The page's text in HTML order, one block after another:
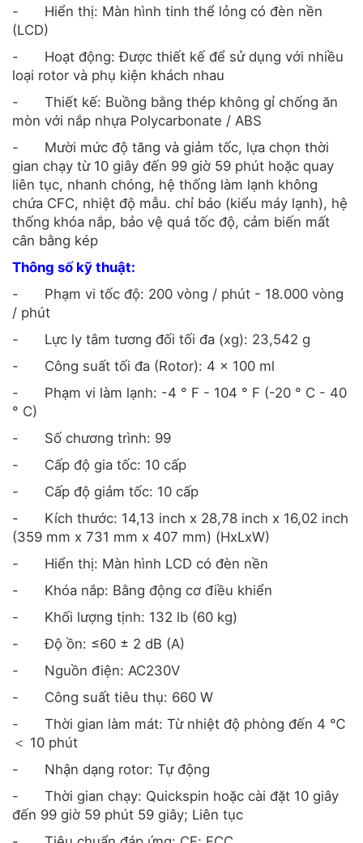
-
Hiển thị: Màn hình tinh thể lỏng có đèn nền
(LCD)
-
Hoạt động: Được thiết kế để sử dụng với nhiều
loại rotor và phụ kiện khách nhau
-
Thiết kế: Buồng bằng thép không gỉ chống ăn
mòn với nắp nhựa Polycarbonate / ABS
-
Mười mức độ tăng và giảm tốc, lựa chọn thời
gian chạy từ 10 giây đến 99 giờ 59 phút hoặc quay
liên tục, nhanh chóng, hệ thống làm lạnh không
chứa CFC, nhiệt độ mẫu. chỉ báo (kiểu máy lạnh), hệ
thống khóa nắp, bảo vệ quá tốc độ, cảm biến mất
cân bằng kép
Thông số kỹ thuật:
-
Phạm vi tốc độ: 200 vòng / phút - 18.000 vòng
/ phút
-
Lực ly tâm tương đối tối đa (xg): 23,542 g
-
Công suất tối đa (Rotor): 4 x 100 ml
-
Phạm vi làm lạnh: -4 ° F - 104 ° F (-20 ° C - 40
° C)
-
Số chương trình: 99
-
Cấp độ gia tốc: 10 cấp
-
Cấp độ giảm tốc: 10 cấp
-
Kích thước: 14,13 inch x 28,78 inch x 16,02 inch
(359 mm x 731 mm x 407 mm) (HxLxW)
-
Hiển thị: Màn hình LCD có đèn nền
-
Khóa nắp: Bằng động cơ điều khiển
-
Khối lượng tịnh: 132 lb (60 kg)
-
Độ ồn: ≤60 ± 2 dB (A)
-
Nguồn điện: AC230V
-
Công suất tiêu thụ: 660 W
-
Thời gian làm mát: Từ nhiệt độ phòng đến 4 ℃
＜ 10 phút
-
Nhận dạng rotor: Tự động
-
Thời gian chạy: Quickspin hoặc cài đặt 10 giây
đến 99 giờ 59 phút 59 giây; Liên tục